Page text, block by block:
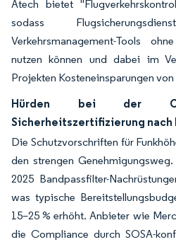
Atech bietet
sodass
Verkehrsmanagement-Tools
nutzen können und dabei im
Projekten Kosteneinsparungen von
Hürden bei der
Sicherheitszertifizierung
Die Schutzvorschriften für
den strengen
2025 Bandpassfilter-
was typische
15–25 % erhöht. Anbieter wie
die Compliance durch SOSA-